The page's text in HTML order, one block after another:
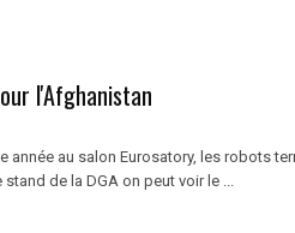
l'Afghanistan
année au salon Eurosatory, les robots
de la DGA on peut voir le ...